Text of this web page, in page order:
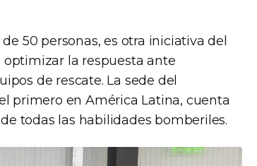
50 personas, es otra iniciativa del
la respuesta ante
de rescate. La sede del
primero en América Latina, cuenta
todas las habilidades bomberiles.